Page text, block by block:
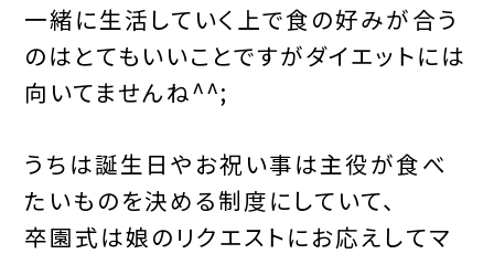
一緒に生活していく上で食の好みが合う
のはとてもいいことですがダイエットには
向いてませんね^^;
うちは誕生日やお祝い事は主役が食べ
たいものを決める制度にしていて、
卒園式は娘のリクエストにお応えしてマ